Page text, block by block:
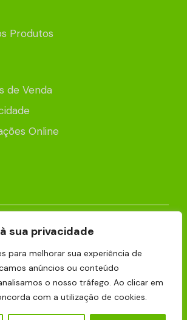
sua privacidade
para melhorar sua experiência de
anúncios ou conteúdo
o nosso tráfego. Ao clicar em
com a utilização de cookies.
Produtos
de Venda
Online
dados sejam processados e
fins publicitários de acordo com a